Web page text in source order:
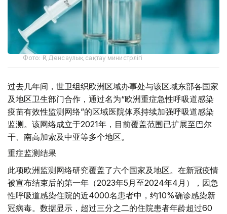
Фото: ҚР Денсаулық сақтау министрлігі
过去几年间，世卫组织欧洲区域办事处与该区域东部各国家
及地区卫生部门合作，通过名为“欧洲重症急性呼吸道感染
疫苗有效性监测网络”的区域医院体系持续加强呼吸道感染
监测。该网络成立于2021年，目前覆盖范围已扩展至巴尔
干、南高加索及中亚等多个地区。
重症监测结果
此项欧洲监测网络研究覆盖了六个国家及地区。在新冠疫情
被宣布结束后的第一年（2023年5月至2024年4月），因急
性呼吸道感染住院的近4000名患者中，约10%确诊感染新
冠病毒。数据显示，超过三分之二的住院患者年龄超过60